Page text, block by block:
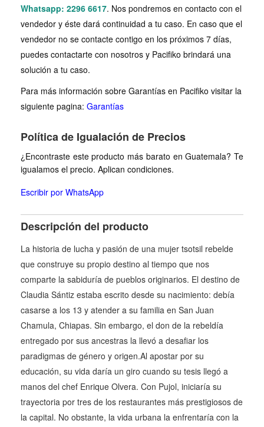
Whatsapp: 2296 6617. Nos pondremos en contacto con el
vendedor y éste dará continuidad a tu caso. En caso que el
vendedor no se contacte contigo en los próximos 7 días,
puedes contactarte con nosotros y Pacifiko brindará una
solución a tu caso.
Para más información sobre Garantías en Pacifiko visitar la
siguiente pagina: Garantías
Política de Igualación de Precios
¿Encontraste este producto más barato en Guatemala? Te
igualamos el precio. Aplican condiciones.
Escribir por WhatsApp
Descripción del producto
La historia de lucha y pasión de una mujer tsotsil rebelde
que construye su propio destino al tiempo que nos
comparte la sabiduría de pueblos originarios. El destino de
Claudia Sántiz estaba escrito desde su nacimiento: debía
casarse a los 13 y atender a su familia en San Juan
Chamula, Chiapas. Sin embargo, el don de la rebeldía
entregado por sus ancestras la llevó a desafiar los
paradigmas de género y origen.Al apostar por su
educación, su vida daría un giro cuando su tesis llegó a
manos del chef Enrique Olvera. Con Pujol, iniciaría su
trayectoria por tres de los restaurantes más prestigiosos de
la capital. No obstante, la vida urbana la enfrentaría con la